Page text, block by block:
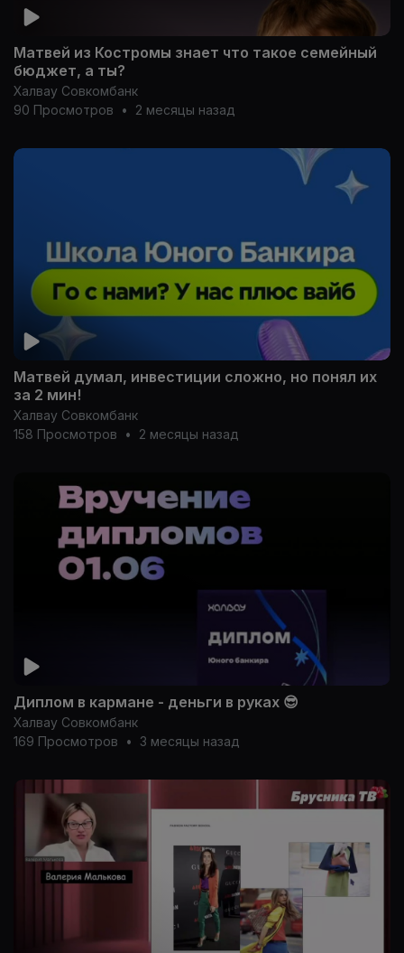
Матвей из Костромы знает что такое семейный
бюджет, а ты?
Халвау Совкомбанк
90 Просмотров
• 2 месяцы назад
Матвей думал, инвестиции сложно, но понял их
за 2 мин!
Халвау Совкомбанк
158 Просмотров
• 2 месяцы назад
Диплом в кармане - деньги в руках 😎
Халвау Совкомбанк
169 Просмотров
• 3 месяцы назад